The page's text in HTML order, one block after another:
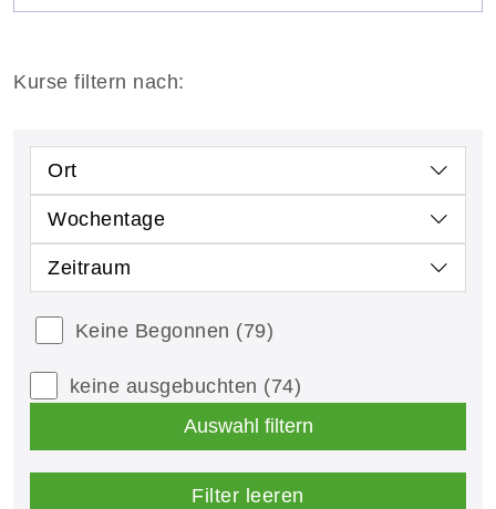
Kurse filtern nach:
Ort
Wochentage
Zeitraum
Keine Begonnen (79)
keine ausgebuchten (74)
Auswahl filtern
Filter leeren